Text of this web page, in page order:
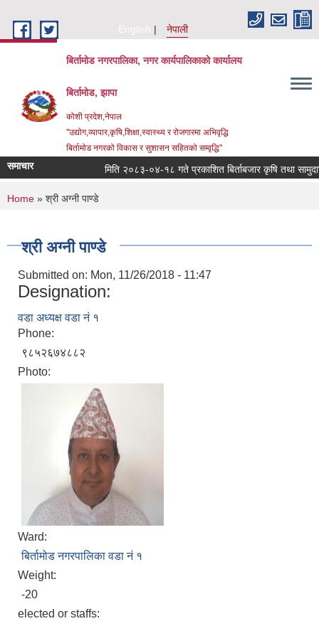
English
नेपाली
बिर्तामोड नगरपालिका, नगर कार्यपालिकाको कार्यालय
बिर्तामोड, झापा
कोशी प्रदेश,नेपाल
"उद्योग,व्यापार,कृषि,शिक्षा,स्वास्थ्य र रोजगारमा अभिवृद्धि
बिर्तामोड नगरको विकास र सुशासन सहितको सम्वृद्धि"
समाचार मिति २०८३-०४-१८ गते प्रकाशित बिर्ताबजार कृषि तथा
You are here
Home » श्री अग्‍नी पाण्डे
श्री अग्‍नी पाण्डे
Submitted on: Mon, 11/26/2018 - 11:47
Designation:
वडा अध्यक्ष वडा नं १
Phone:
९८५२६७४८८२
Photo:
Ward:
बिर्तामोड नगरपालिका वडा नं १
Weight:
-20
elected or staffs: